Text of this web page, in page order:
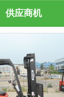
供应商机